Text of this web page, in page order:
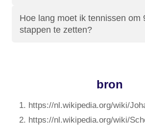
Hoe lang moet ik tennissen om
stappen te zetten?
bron
https://nl.wikipedia.org/wiki/
https://nl.wikipedia.org/wiki/